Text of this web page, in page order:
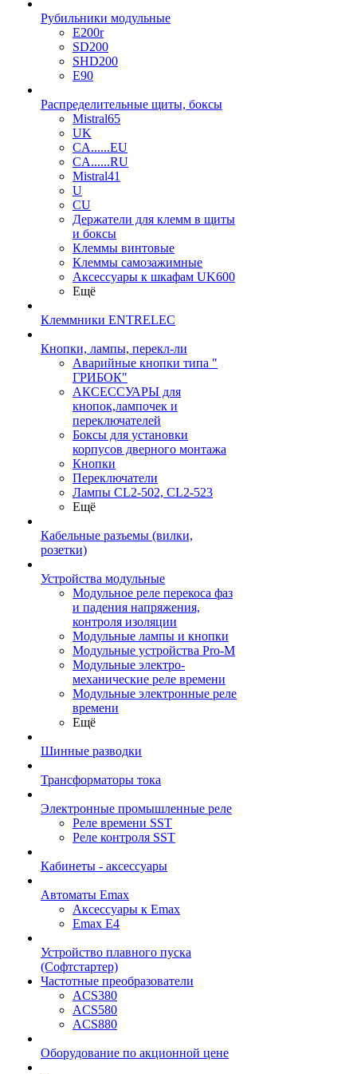
Рубильники модульные
E200r
SD200
SHD200
E90
Распределительные щиты, боксы
Mistral65
UK
CA......EU
CA......RU
Mistral41
U
CU
Держатели для клемм в щиты
и боксы
Клеммы винтовые
Клеммы самозажимные
Аксессуары к шкафам UK600
Ещё
Клеммники ENTRELEC
Кнопки, лампы, перекл-ли
Аварийные кнопки типа "
ГРИБОК"
АКСЕССУАРЫ для
кнопок,лампочек и
переключателей
Боксы для установки
корпусов дверного монтажа
Кнопки
Переключатели
Лампы CL2-502, CL2-523
Ещё
Кабельные разъемы (вилки,
розетки)
Устройства модульные
Модульное реле перекоса фаз
и падения напряжения,
контроля изоляции
Модульные лампы и кнопки
Модульные устройства Pro-M
Модульные электро-
механические реле времени
Модульные электронные реле
времени
Ещё
Шинные разводки
Трансформаторы тока
Электронные промышленные реле
Реле времени SST
Реле контроля SST
Кабинеты - аксессуары
Автоматы Emax
Аксессуары к Emax
Emax E4
Устройство плавного пуска
(Софтстартер)
Частотные преобразователи
ACS380
ACS580
ACS880
Оборудование по акционной цене